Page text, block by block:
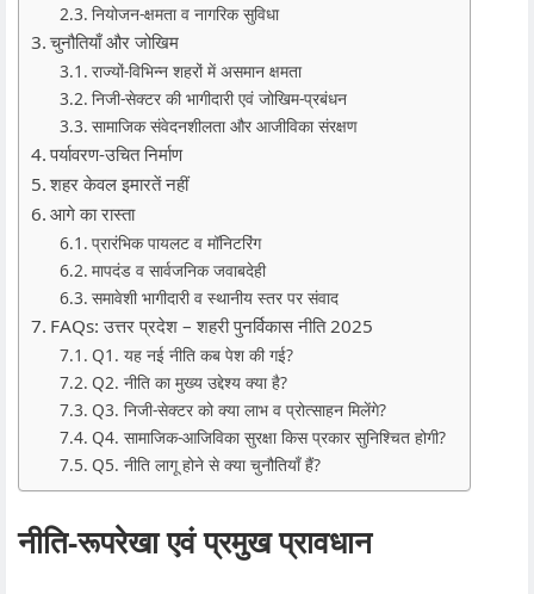
नियोजन‑क्षमता व नागरिक सुविधा
चुनौतियाँ और जोखिम
राज्यों‑विभिन्न शहरों में असमान क्षमता
निजी‑सेक्टर की भागीदारी एवं जोखिम‑प्रबंधन
सामाजिक संवेदनशीलता और आजीविका संरक्षण
पर्यावरण‑उचित निर्माण
शहर केवल इमारतें नहीं
आगे का रास्ता
प्रारंभिक पायलट व मॉनिटरिंग
मापदंड व सार्वजनिक जवाबदेही
समावेशी भागीदारी व स्थानीय स्तर पर संवाद
FAQs: उत्तर प्रदेश – शहरी पुनर्विकास नीति 2025
Q1. यह नई नीति कब पेश की गई?
Q2. नीति का मुख्य उद्देश्य क्या है?
Q3. निजी‑सेक्टर को क्या लाभ व प्रोत्साहन मिलेंगे?
Q4. सामाजिक‑आजिविका सुरक्षा किस प्रकार सुनिश्चित होगी?
Q5. नीति लागू होने से क्या चुनौतियाँ हैं?
नीति‑रूपरेखा एवं प्रमुख प्रावधान